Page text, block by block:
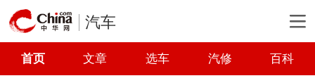
汽车
首页 文章 选车 汽修 百科